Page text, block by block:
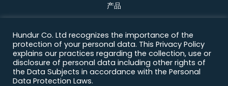
产品
联络方式
Hundur Co. Ltd recognizes the importance of the
protection of your personal data. This Privacy Policy
explains our practices regarding the collection, use or
disclosure of personal data including other rights of
the Data Subjects in accordance with the Personal
Data Protection Laws.